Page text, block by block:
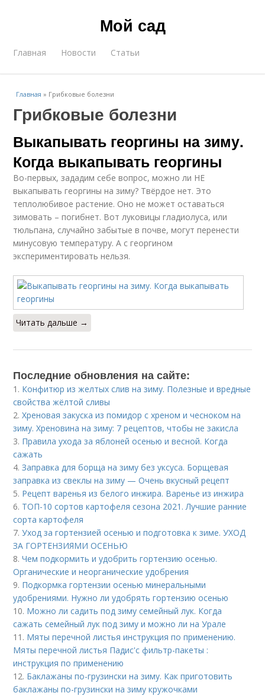
Мой сад
Главная Новости Статьи
Главная » Грибковые болезни
Грибковые болезни
Выкапывать георгины на зиму.
Когда выкапывать георгины
Во-первых, зададим себе вопрос, можно ли НЕ
выкапывать георгины на зиму? Твёрдое нет. Это
теплолюбивое растение. Оно не может оставаться
зимовать – погибнет. Вот луковицы гладиолуса, или
тюльпана, случайно забытые в почве, могут перенести
минусовую температуру. А с георгином
экспериментировать нельзя.
Читать дальше →
Последние обновления на сайте:
1. Конфитюр из желтых слив на зиму. Полезные и вредные
свойства жёлтой сливы
2.Хреновая закуска из помидор с хреном и чесноком на
зиму. Хреновина на зиму: 7 рецептов, чтобы не закисла
3. Правила ухода за яблоней осенью и весной. Когда
сажать
4.Заправка для борща на зиму без уксуса. Борщевая
заправка из свеклы на зиму — Очень вкусный рецепт
5. Рецепт варенья из белого инжира. Варенье из инжира
6. ТОП-10 сортов картофеля сезона 2021. Лучшие ранние
сорта картофеля
7.Уход за гортензией осенью и подготовка к зиме. УХОД
ЗА ГОРТЕНЗИЯМИ ОСЕНЬЮ
8.Чем подкормить и удобрить гортензию осенью.
Органические и неорганические удобрения
9. Подкормка гортензии осенью минеральными
удобрениями. Нужно ли удобрять гортензию осенью
10. Можно ли садить под зиму семейный лук. Когда
сажать семейный лук под зиму и можно ли на Урале
11. Мяты перечной листья инструкция по применению.
Мяты перечной листья Падис'с фильтр-пакеты :
инструкция по применению
12. Баклажаны по-грузински на зиму. Как приготовить
баклажаны по-грузински на зиму кружочками